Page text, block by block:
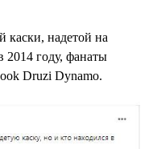
каски, надетой на
году, фанаты
Druzi Dynamo.